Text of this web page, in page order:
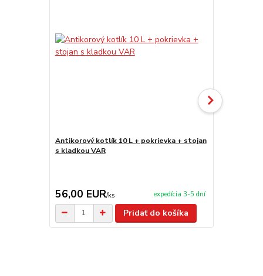
Antikorový kotlík 10 L + pokrievka + stojan
s kladkou VAR
56,00 EUR/ks expedícia 3-5 dní
Pridať do košíka